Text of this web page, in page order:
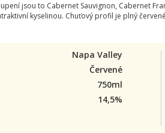
jsou to Cabernet Sauvignon, Cabernet
kyselinou. Chuťový profil je plný
Napa Valley
Červené
750ml
14,5%